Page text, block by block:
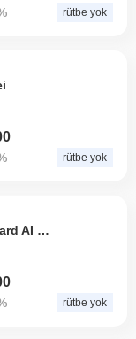
rütbe yok
rütbe yok
Shibard AI - Shib The Metaverse
rütbe yok